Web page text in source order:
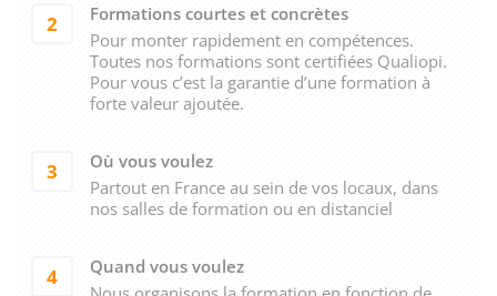
2
Formations courtes et concrètes
Pour monter rapidement en compétences.
Toutes nos formations sont certifiées Qualiopi.
Pour vous c’est la garantie d’une formation à
forte valeur ajoutée.
3
Où vous voulez
Partout en France au sein de vos locaux, dans
nos salles de formation ou en distanciel
4
Quand vous voulez